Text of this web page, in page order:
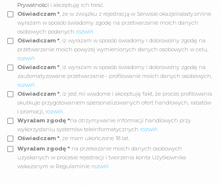
Prywatności i akceptuję ich treść.
Oświadczam *, że w związku z rejestracją w Serwisie okazjeirabaty.online
wyrażam w sposób świadomy zgodę na przetwarzanie moich danych
osobowych podanych rozwiń
Oświadczam *, iż wyrażam w sposób świadomy i dobrowolny zgodę na
przetwarzanie moich powyżej wymienionych danych osobowych w celu,
rozwiń
Oświadczam *, iż wyrażam w sposób świadomy i dobrowolny zgodę na
zautomatyzowane przetwarzanie - profilowanie moich danych osobowych,
rozwiń
Oświadczam *, iż jest mi wiadome i akceptuję fakt, że proces profilowania
skutkuje przygotowaniem spersonalizowanych ofert handlowych, rabatów
i promocji, rozwiń
Wyrażam zgodę *na otrzymywanie informacji handlowych przy
wykorzystaniu systemów teleinformatycznych rozwiń
Oświadczam *, że mam ukończone 18 lat.
Wyrażam zgodę * na przekazanie moich danych osobowych
uzyskanych w procesie rejestracji i tworzenia konta Użytkownika
wskazanym w Regulaminie rozwiń